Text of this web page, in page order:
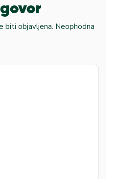
biti objavljena. Neophodna